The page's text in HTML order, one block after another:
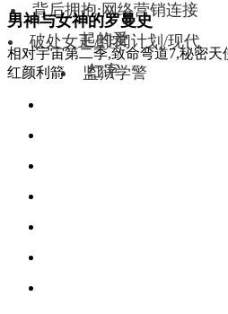
背后拥抱:网络营销连接
起的爱
破处女王/绯闻计划/现代
红字
监狱学警
男神与女神的罗曼史
相对宇宙第二季,致命弯道7,秘密
红颜利箭